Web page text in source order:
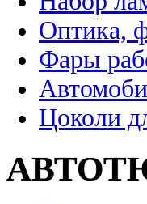
Оптика,
Фары
Цоколи